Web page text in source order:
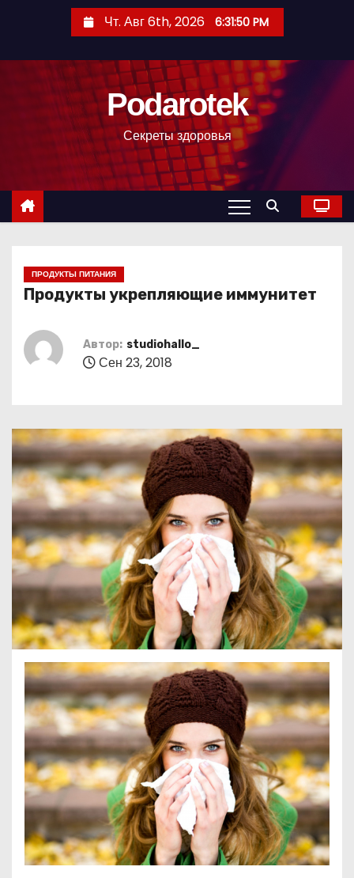
с
Чт. Авг 6th, 2026 6:31:51 PM
Podarotek
Секреты здоровья
ПРОДУКТЫ ПИТАНИЯ
Продукты укрепляющие иммунитет
Автор: studiohallo_
Сен 23, 2018